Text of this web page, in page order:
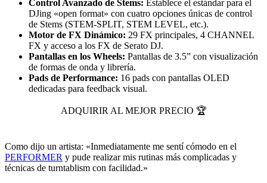
Control Avanzado de Stems: Establece el estándar para el
DJing «open format» con cuatro opciones únicas de control
de Stems (STEM-SPLIT, STEM LEVEL, etc.).
Motor de FX Dinámico: 29 FX principales, 4 CHANNEL
FX y acceso a los FX de Serato DJ.
Pantallas en los Wheels: Pantallas de 3.5” con visualización
de formas de onda y librería.
Pads de Performance: 16 pads con pantallas OLED
dedicadas para feedback visual.
ADQUIRIR AL MEJOR PRECIO 🏆
Como dijo un artista: «Inmediatamente me sentí cómodo en el
PERFORMER y pude realizar mis rutinas más complicadas y
técnicas de turntablism con facilidad.»